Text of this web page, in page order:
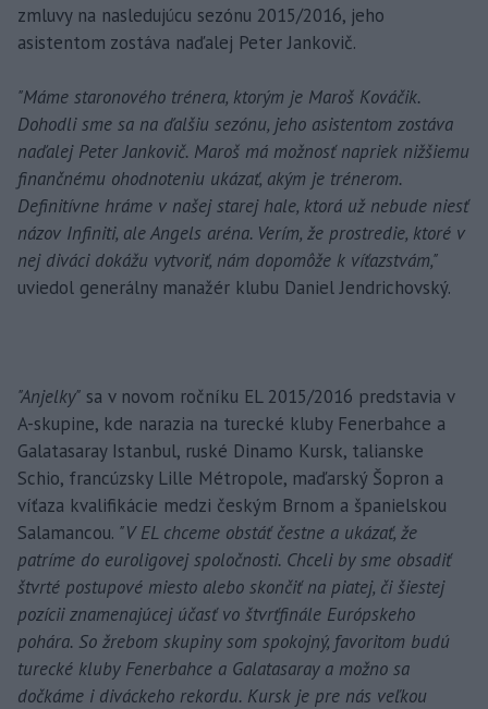
zmluvy na nasledujúcu sezónu 2015/2016, jeho
asistentom zostáva naďalej Peter Jankovič.
"Máme staronového trénera, ktorým je Maroš Kováčik.
Dohodli sme sa na ďalšiu sezónu, jeho asistentom zostáva
naďalej Peter Jankovič. Maroš má možnosť napriek nižšiemu
finančnému ohodnoteniu ukázať, akým je trénerom.
Definitívne hráme v našej starej hale, ktorá už nebude niesť
názov Infiniti, ale Angels aréna. Verím, že prostredie, ktoré v
nej diváci dokážu vytvoriť, nám dopomôže k víťazstvám,"
uviedol generálny manažér klubu Daniel Jendrichovský.
"Anjelky" sa v novom ročníku EL 2015/2016 predstavia v
A-skupine, kde narazia na turecké kluby Fenerbahce a
Galatasaray Istanbul, ruské Dinamo Kursk, talianske
Schio, francúzsky Lille Métropole, maďarský Šopron a
víťaza kvalifikácie medzi českým Brnom a španielskou
Salamancou. "V EL chceme obstáť čestne a ukázať, že
patríme do euroligovej spoločnosti. Chceli by sme obsadiť
štvrté postupové miesto alebo skončiť na piatej, či šiestej
pozícii znamenajúcej účasť vo štvrťfinále Európskeho
pohára. So žrebom skupiny som spokojný, favoritom budú
turecké kluby Fenerbahce a Galatasaray a možno sa
dočkáme i diváckeho rekordu. Kursk je pre nás veľkou